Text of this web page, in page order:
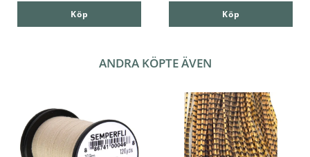
Köp Köp
ANDRA KÖPTE ÄVEN